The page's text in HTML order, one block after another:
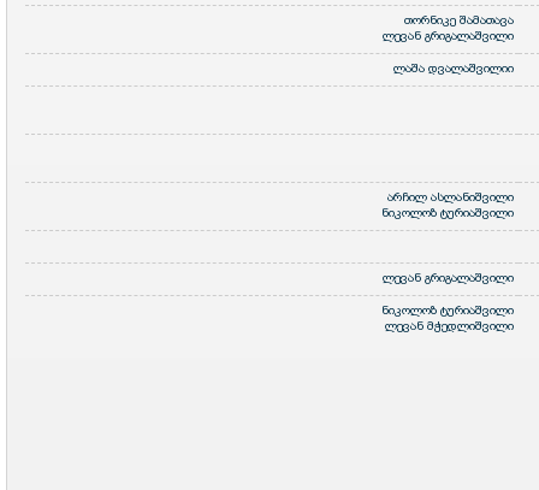
თორნიკე შამათავა
ლევან გრიგალაშვილი
ლაშა დვალაშვილიი
არჩილ ასლანიშვილი
ნიკოლოზ ტურიაშვილი
ლევან გრიგალაშვილი
ნიკოლოზ ტურიაშვილი
ლევან მჭედლიშვილი